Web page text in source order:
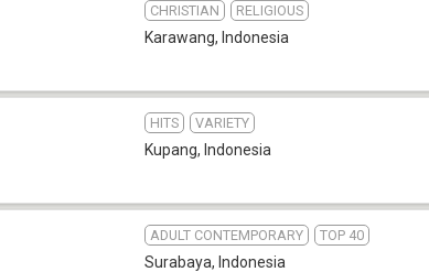
CHRISTIAN RELIGIOUS
Karawang, Indonesia
HITS VARIETY
Kupang, Indonesia
ADULT CONTEMPORARY TOP 40
Surabaya, Indonesia